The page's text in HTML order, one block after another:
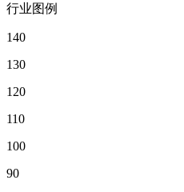
行业图例
140
130
120
110
100
90